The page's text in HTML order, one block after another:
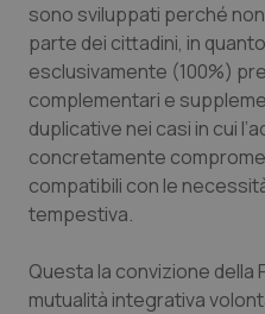
Emilia-Romagna
Friuli Venezia Giulia
Lazio
Liguria
Lombardia
Colesterolo &
Dermatite Atopica
Diabete &
Disturbi dell’umore
Dolore
sono sviluppati perché
parte dei cittadini, in
esclusivamente (100%)
complementari e
duplicative nei casi in cui
concretamente
compatibili con le
tempestiva.
Questa la convizione della
mutualità integrativa